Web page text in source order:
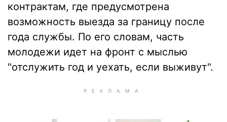
контрактам, где предусмотрена
возможность выезда за границу после
года службы. По его словам, часть
молодежи идет на фронт с мыслью
"отслужить год и уехать, если выживут".